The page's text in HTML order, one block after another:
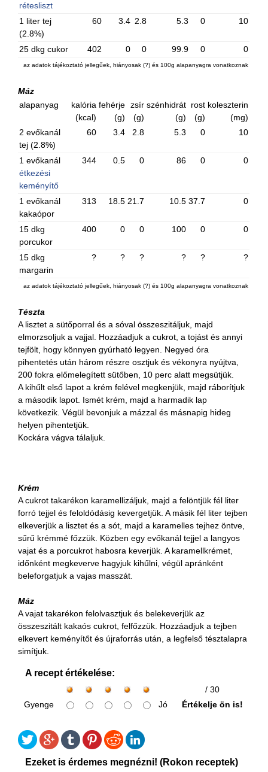
rétesliszt
1 liter tej
(2.8%)
60 3.4 2.8 5.3 0 10
25 dkg cukor 402 0 0 99.9 0 0
az adatok tájékoztató jellegűek, hiányosak (?) és 100g alapanyagra vonatkoznak
Máz
alapanyag
kalória
(kcal)
fehérje
(g)
zsír
(g)
szénhidrát
(g)
rost
(g)
koleszterin
(mg)
2 evőkanál
tej (2.8%)
60 3.4 2.8 5.3 0 10
1 evőkanál
étkezési
keményítő
344 0.5 0 86 0 0
1 evőkanál
kakaópor
313 18.5 21.7 10.5 37.7 0
15 dkg
porcukor
400 0 0 100 0 0
15 dkg
margarin
? ? ? ? ? ?
az adatok tájékoztató jellegűek, hiányosak (?) és 100g alapanyagra vonatkoznak
Tészta
A lisztet a sütőporral és a sóval összeszitáljuk, majd
elmorzsoljuk a vajjal. Hozzáadjuk a cukrot, a tojást és annyi
tejfölt, hogy könnyen gyúrható legyen. Negyed óra
pihentetés után három részre osztjuk és vékonyra nyújtva,
200 fokra előmelegített sütőben, 10 perc alatt megsütjük.
A kihűlt első lapot a krém felével megkenjük, majd ráborítjuk
a második lapot. Ismét krém, majd a harmadik lap
következik. Végül bevonjuk a mázzal és másnapig hideg
helyen pihentetjük.
Kockára vágva tálaljuk.
Krém
A cukrot takarékon karamellizáljuk, majd a felöntjük fél liter
forró tejjel és feloldódásig kevergetjük. A másik fél liter tejben
elkeverjük a lisztet és a sót, majd a karamelles tejhez öntve,
sűrű krémmé főzzük. Közben egy evőkanál tejjel a langyos
vajat és a porcukrot habosra keverjük. A karamellkrémet,
időnként megkeverve hagyjuk kihűlni, végül apránként
beleforgatjuk a vajas masszát.
Máz
A vajat takarékon felolvasztjuk és belekeverjük az
összeszitált kakaós cukrot, felfőzzük. Hozzáadjuk a tejben
elkevert keményítőt és újraforrás után, a legfelső tésztalapra
simítjuk.
A recept értékelése:
/ 30
Gyenge
Jó Értékelje ön is!
Ezeket is érdemes megnézni! (Rokon receptek)